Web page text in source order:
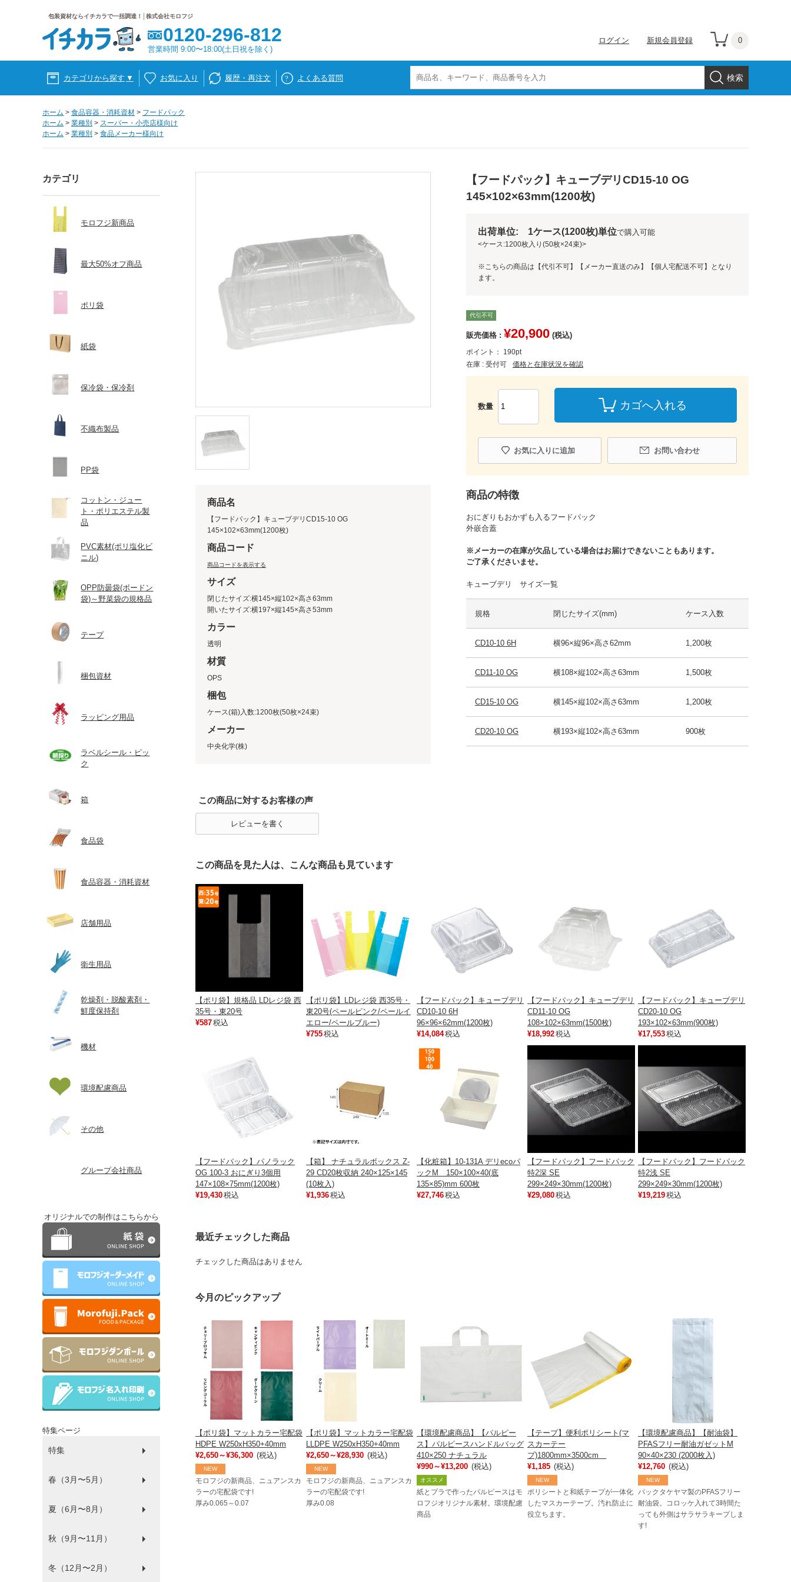
包装資材ならイチカラで一括調達！│株式会社モロフジ
0120-296-812
営業時間 9:00〜18:00(土日祝を除く)
ログイン 新規会員登録 0
カテゴリから探す ▼ お気に入り 履歴・再注文 よくある質問
ホーム > 食品容器・消耗資材 > フードパック
ホーム > 業種別 > スーパー・小売店様向け
ホーム > 業種別 > 食品メーカー様向け
カテゴリ
モロフジ新商品
最大50%オフ商品
ポリ袋
紙袋
保冷袋・保冷剤
不織布製品
PP袋
コットン・ジュー
ト・ポリエステル製
品
PVC素材(ポリ塩化ビ
ニル)
OPP防曇袋(ボードン
袋)～野菜袋の規格品
テープ
梱包資材
ラッピング用品
ラベルシール・ピッ
ク
箱
食品袋
食品容器・消耗資材
店舗用品
衛生用品
乾燥剤・脱酸素剤・
鮮度保持剤
機材
環境配慮商品
その他
グループ会社商品
オリジナルでの制作はこちらから
特集ページ
特集
ラッピング
パルピース
マチサイズ順
プラコップ
紙コップ
環境にやさしい商品
衛生・感染防止対策商品
薄肉化コストダウン
春（3月〜5月）
ひな祭り
夏（6月〜8月）
秋（9月〜11月）
冬（12月〜2月）
商品名
【フードパック】キューブデリCD15-10 OG
145×102×63mm(1200枚)
商品コード
商品コードを表示する
サイズ
閉じたサイズ:横145×縦102×高さ63mm
開いたサイズ:横197×縦145×高さ53mm
カラー
透明
材質
OPS
梱包
ケース(箱)入数:1200枚(50枚×24束)
メーカー
中央化学(株)
【フードパック】キューブデリCD15-10 OG
145×102×63mm(1200枚)
出荷単位: 1ケース(1200枚)単位で購入可能
<ケース:1200枚入り(50枚×24束)>
※こちらの商品は【代引不可】【メーカー直送のみ】【個人宅配送不可】となり
ます。
代引不可
販売価格 : ¥20,900 (税込)
ポイント： 190pt
在庫 : 受付可 価格と在庫状況を確認
数量 カゴへ入れる
お気に入りに追加 お問い合わせ
商品の特徴
おにぎりもおかずも入るフードパック
外嵌合蓋
※メーカーの在庫が欠品している場合はお届けできないこともあります。
ご了承くださいませ。
キューブデリ サイズ一覧
規格 閉じたサイズ(mm) ケース入数
CD10-10 6H 横96×縦96×高さ62mm 1,200枚
CD11-10 OG 横108×縦102×高さ63mm 1,500枚
CD15-10 OG 横145×縦102×高さ63mm 1,200枚
CD20-10 OG 横193×縦102×高さ63mm 900枚
この商品に対するお客様の声
レビューを書く
この商品を見た人は、こんな商品も見ています
【ポリ袋】規格品 LDレジ袋 西
35号・東20号
¥587税込
【ポリ袋】LDレジ袋 西35号・
東20号(ペールピンク/ペールイ
エロー/ペールブルー)
¥755税込
【フードパック】キューブデリ
CD10-10 6H
96×96×62mm(1200枚)
¥14,084税込
【フードパック】キューブデリ
CD11-10 OG
108×102×63mm(1500枚)
¥18,992税込
【フードパック】キューブデリ
CD20-10 OG
193×102×63mm(900枚)
¥17,553税込
【フードパック】パノラック
OG 100-3 おにぎり3個用
147×108×75mm(1200枚)
¥19,430税込
【箱】 ナチュラルボックス Z-
29 CD20枚収納 240×125×145
(10枚入)
¥1,936税込
【化粧箱】10-131A デリecoパ
ックM 150×100×40(底
135×85)mm 600枚
¥27,746税込
【フードパック】フードパック
特2深 SE
299×249×30mm(1200枚)
¥29,080税込
【フードパック】フードパック
特2浅 SE
299×249×30mm(1200枚)
¥19,219税込
最近チェックした商品
チェックした商品はありません
今月のピックアップ
【ポリ袋】マットカラー宅配袋
HDPE W250xH350+40mm
¥2,650～¥36,300 (税込)
NEW
モロフジの新商品、ニュアンスカ
ラーの宅配袋です!
厚み0.065～0.07
【ポリ袋】マットカラー宅配袋
LLDPE W250xH350+40mm
¥2,650～¥28,930 (税込)
NEW
モロフジの新商品、ニュアンスカ
ラーの宅配袋です!
厚み0.08
【環境配慮商品】【パルピー
ス】パルピースハンドルバッグ
410×250 ナチュラル
¥990～¥13,200 (税込)
オススメ
紙とプラで作ったパルピースはモ
ロフジオリジナル素材。環境配慮
商品
【テープ】便利ポリシート(マ
スカーテー
プ)1800mm×3500cm
¥1,185 (税込)
NEW
ポリシートと和紙テープが一体化
したマスカーテープ。汚れ防止に
役立ちます。
【環境配慮商品】【耐油袋】
PFASフリー耐油ガゼットM
90×40×230 (2000枚入)
¥12,760 (税込)
NEW
パックタケヤマ製のPFASフリー
耐油袋。コロッケ入れて3時間た
っても外側はサラサラキープしま
す!